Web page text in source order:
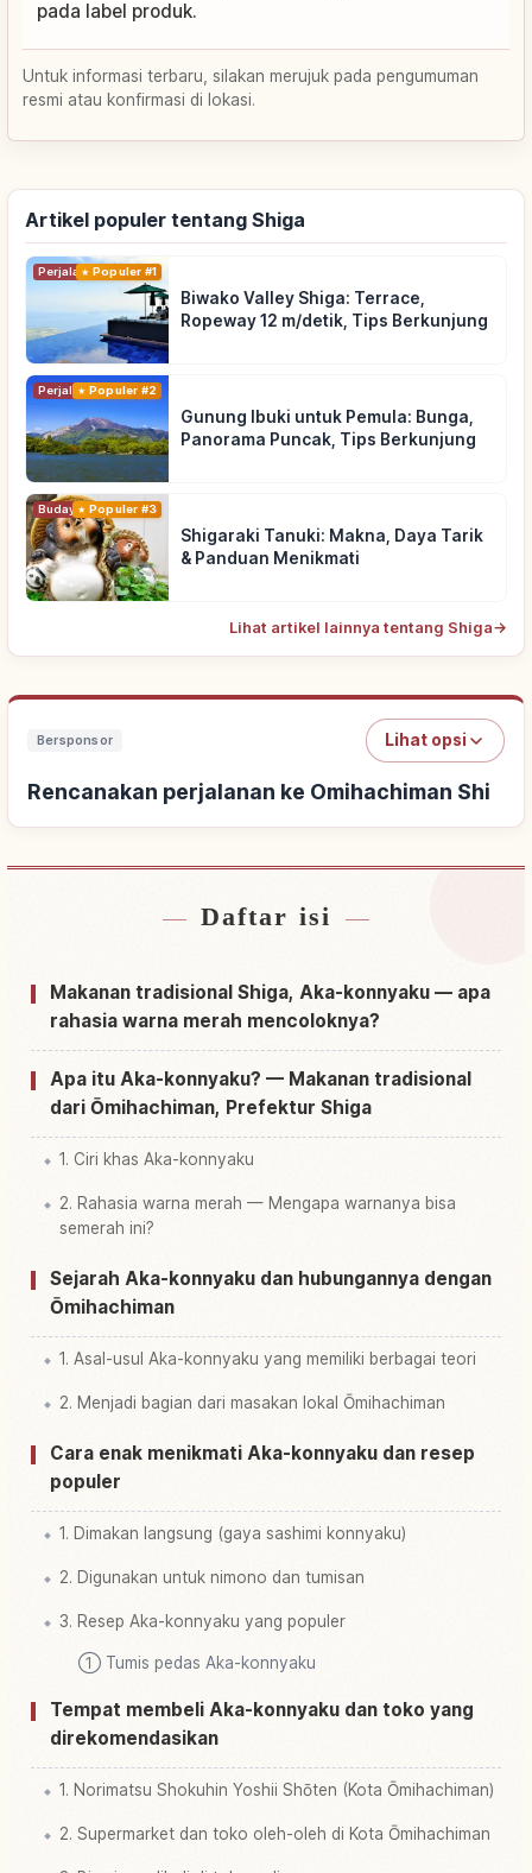
pada label produk.
Untuk informasi terbaru, silakan merujuk pada pengumuman
resmi atau konfirmasi di lokasi.
Artikel populer tentang Shiga
PerjalananPopuler #1
Biwako Valley Shiga: Terrace,
Ropeway 12 m/detik, Tips Berkunjung
PerjalananPopuler #2
Gunung Ibuki untuk Pemula: Bunga,
Panorama Puncak, Tips Berkunjung
Budaya Tradisional
Populer #3
Shigaraki Tanuki: Makna, Daya Tarik
& Panduan Menikmati
Lihat artikel lainnya tentang Shiga→
Bersponsor Lihat opsi
Rencanakan perjalanan ke Omihachiman Shi
Cari penginapan dekat Omihachiman Shi
Cari aktivitas di Omihachiman Shi↗
Daftar isi
Makanan tradisional Shiga, Aka-konnyaku — apa
rahasia warna merah mencoloknya?
Apa itu Aka-konnyaku? — Makanan tradisional
dari Ōmihachiman, Prefektur Shiga
1. Ciri khas Aka-konnyaku
2. Rahasia warna merah — Mengapa warnanya bisa
semerah ini?
Sejarah Aka-konnyaku dan hubungannya dengan
Ōmihachiman
1. Asal-usul Aka-konnyaku yang memiliki berbagai teori
2. Menjadi bagian dari masakan lokal Ōmihachiman
Cara enak menikmati Aka-konnyaku dan resep
populer
1. Dimakan langsung (gaya sashimi konnyaku)
2. Digunakan untuk nimono dan tumisan
3. Resep Aka-konnyaku yang populer
① Tumis pedas Aka-konnyaku
Tempat membeli Aka-konnyaku dan toko yang
direkomendasikan
1. Norimatsu Shokuhin Yoshii Shōten (Kota Ōmihachiman)
2. Supermarket dan toko oleh-oleh di Kota Ōmihachiman